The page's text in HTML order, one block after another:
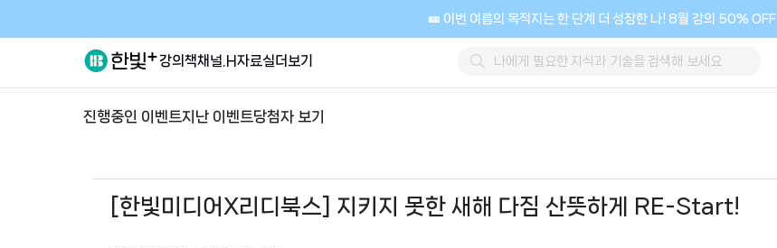
🎫 이번 여름의 목적지는 한 단계 더 성장한 나! 8월 강의 50% OFF
강의책채널.H자료실더보기
진행중인 이벤트지난 이벤트당첨자 보기
[한빛미디어X리디북스] 지키지 못한 새해 다짐 산뜻하게 RE-Start!